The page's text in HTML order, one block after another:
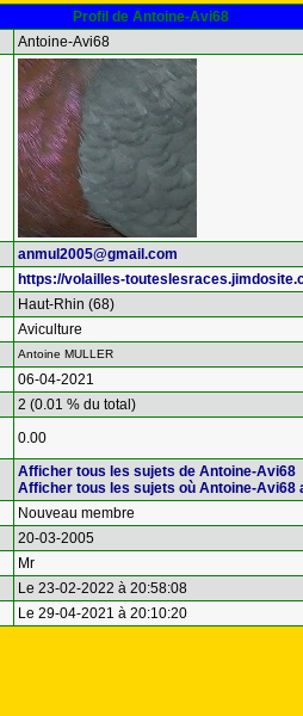
Profil de Antoine-Avi68
Antoine-Avi68
anmul2005@gmail.com
https://volailles-
Haut-Rhin (68)
Aviculture
Antoine MULLER
06-04-2021
2 (0.01 % du total)
0.00
Afficher tous les sujets de Antoine-Avi68
Afficher tous les sujets où Antoine-Avi68
Nouveau membre
20-03-2005
Mr
Le 23-02-2022 à 20:58:08
Le 29-04-2021 à 20:10:20